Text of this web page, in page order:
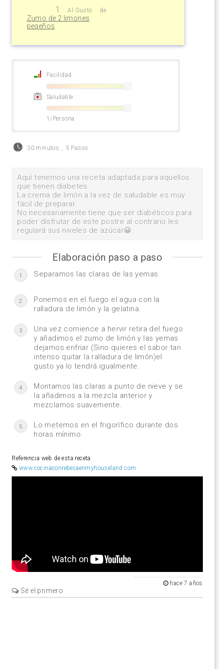
1 Al Gusto de
Zumo de 2 limones
peqeños
Facilidad
Saludable
1/Persona
30 minutos , 5 Pasos
Aquí tenemos una receta adaptada para aquellos
que tienen diabetes.
La crema de limón a la vez de saludable es muy
fácil de preparar.
No necesariamente tiene que ser diabéticos para
poder disfrutar de este postre al contrario les
regulará sus niveles de azúcar😀.
Elaboración paso a paso
1 Separamos las claras de las yemas.
2
Ponemos en el fuego el agua con la
ralladura de limón y la gelatina.
3
Una vez comience a hervir retira del fuego
y añadimos el zumo de limón y las yemas
dejamos enfriar (Sino quieres el sabor tan
intenso quitar la ralladura de limón)el
gusto ya lo tendrá igualmente.
4
Montamos las claras a punto de nieve y se
la añadimos a la mezcla anterior y
mezclamos suavemente.
5
Lo metemos en el frigorífico durante dos
horas mínimo.
Referencia web de esta receta
www.cocinaconrebecaenmyhouseland.com
hace 7 años
Sé el primero